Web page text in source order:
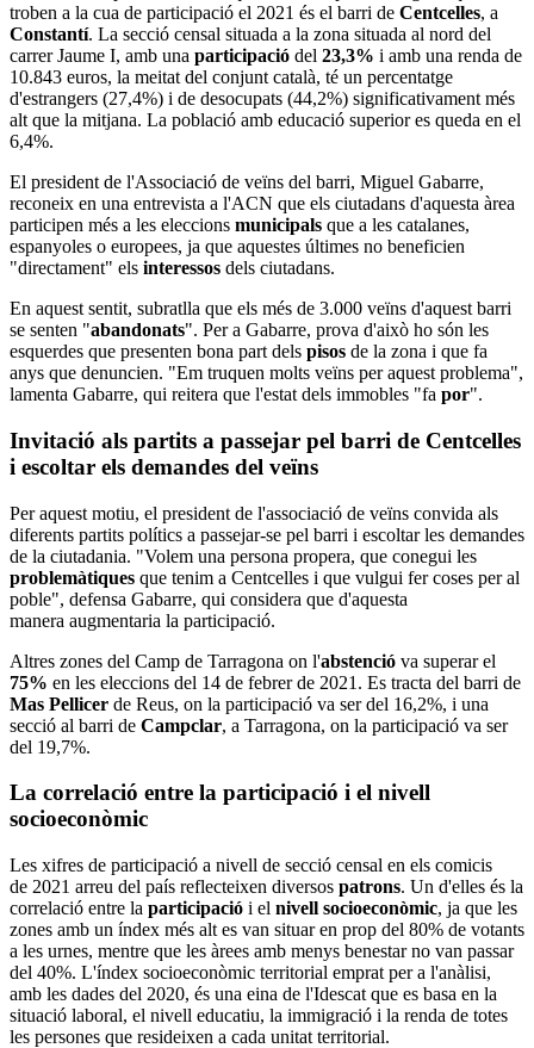
troben a la cua de participació el 2021 és el barri de Centcelles, a
Constantí. La secció censal situada a la zona situada al nord del
carrer Jaume I, amb una participació del 23,3% i amb una renda de
10.843 euros, la meitat del conjunt català, té un percentatge
d'estrangers (27,4%) i de desocupats (44,2%) significativament més
alt que la mitjana. La població amb educació superior es queda en el
6,4%.
El president de l'Associació de veïns del barri, Miguel Gabarre,
reconeix en una entrevista a l'ACN que els ciutadans d'aquesta àrea
participen més a les eleccions municipals que a les catalanes,
espanyoles o europees, ja que aquestes últimes no beneficien
"directament" els interessos dels ciutadans.
En aquest sentit, subratlla que els més de 3.000 veïns d'aquest barri
se senten "abandonats". Per a Gabarre, prova d'això ho són les
esquerdes que presenten bona part dels pisos de la zona i que fa
anys que denuncien. "Em truquen molts veïns per aquest problema",
lamenta Gabarre, qui reitera que l'estat dels immobles "fa por".
Invitació als partits a passejar pel barri de Centcelles
i escoltar els demandes del veïns
Per aquest motiu, el president de l'associació de veïns convida als
diferents partits polítics a passejar-se pel barri i escoltar les demandes
de la ciutadania. "Volem una persona propera, que conegui les
problemàtiques que tenim a Centcelles i que vulgui fer coses per al
poble", defensa Gabarre, qui considera que d'aquesta
manera augmentaria la participació.
Altres zones del Camp de Tarragona on l'abstenció va superar el
75% en les eleccions del 14 de febrer de 2021. Es tracta del barri de
Mas Pellicer de Reus, on la participació va ser del 16,2%, i una
secció al barri de Campclar, a Tarragona, on la participació va ser
del 19,7%.
La correlació entre la participació i el nivell
socioeconòmic
Les xifres de participació a nivell de secció censal en els comicis
de 2021 arreu del país reflecteixen diversos patrons. Un d'elles és la
correlació entre la participació i el nivell socioeconòmic, ja que les
zones amb un índex més alt es van situar en prop del 80% de votants
a les urnes, mentre que les àrees amb menys benestar no van passar
del 40%. L'índex socioeconòmic territorial emprat per a l'anàlisi,
amb les dades del 2020, és una eina de l'Idescat que es basa en la
situació laboral, el nivell educatiu, la immigració i la renda de totes
les persones que resideixen a cada unitat territorial.